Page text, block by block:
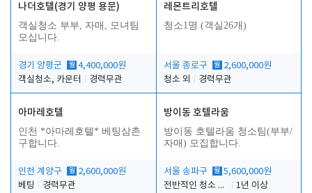
나더호텔(경기 양평 용문)
객실청소 부부, 자매, 모녀팀
모십니다.
경기 양평군 월 4,400,000원
객실청소, 카운터
경력무관
레몬트리호텔
청소1명 (객실26개)
서울 종로구 월 2,600,000원
청소 외
경력무관
아마레호텔
인천 *아마레호텔* 베팅삼촌
구합니다.
인천 계양구 월 2,600,000원
베팅
경력무관
방이동 호텔라움
방이동 호텔라움 청소팀(부부/
자매) 모집합니다.
서울 송파구 월 5,600,000원
전반적인 청소 업무(객실청소.객실정리)
1년 이상